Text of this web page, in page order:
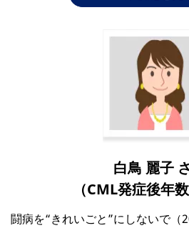
白鳥 麗子
（CML発症後年
闘病を“きれいごと”にしないで（